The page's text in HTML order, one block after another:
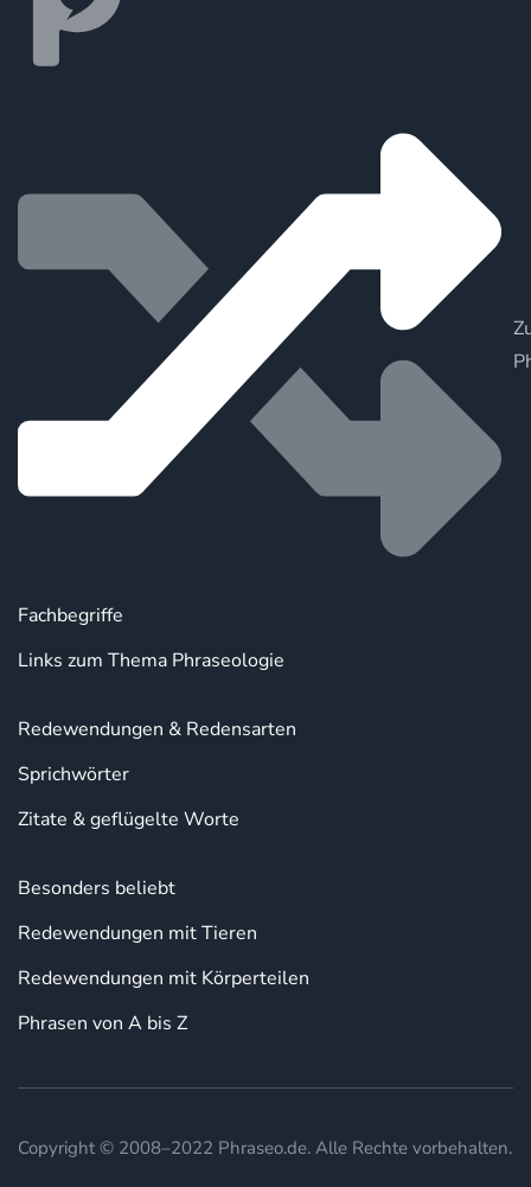
Fachbegriffe
Links zum Thema Phraseologie
Redewendungen & Redensarten
Sprichwörter
Zitate & geflügelte Worte
Besonders beliebt
Redewendungen mit Tieren
Redewendungen mit Körperteilen
Phrasen von A bis Z
Copyright © 2008–2022 Phraseo.de. Alle Rechte vorbehalten.